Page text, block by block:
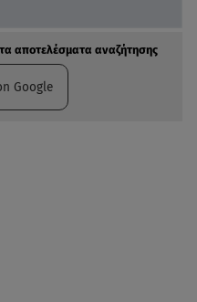
αποτελέσματα αναζήτησης
Google